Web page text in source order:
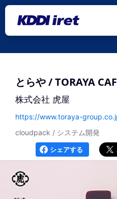
メインコンテンツにスキップ
とらや / TORAYA
株式会社 虎屋
https://www.toraya-
cloudpack / システム開発
シェアする